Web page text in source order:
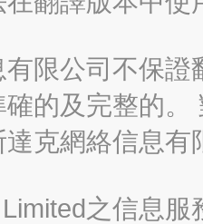
限公司不保
的及完整的
克網絡信息
之信息